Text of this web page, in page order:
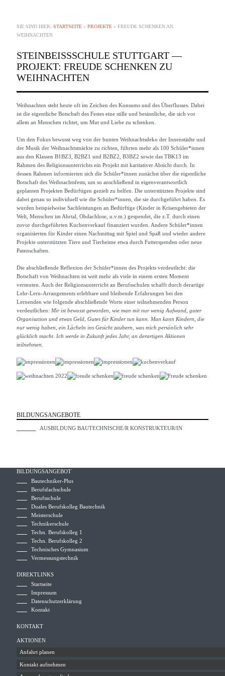
SIE SIND HIER:STARTSEITE »PROJEKTE »FREUDE SCHENKEN AN
WEIHNACHTEN
STEINBEISSSCHULE STUTTGART —
PROJEKT: FREUDE SCHENKEN ZU
WEIHNACHTEN
Weihnachten steht heute oft im Zeichen des Konsums und des Überflusses. Dabei
ist die eigentliche Botschaft des Festes eine stille und besinnliche, die sich vor
allem an Menschen richtet, um Mut und Liebe zu schenken.
Um den Fokus bewusst weg von der bunten Weihnachtsdeko der Innenstädte und
der Musik der Weihnachtsmärkte zu richten, führten mehr als 100 Schüler*innen
aus den Klassen B1BZ3, B2BZ1 und B2BZ2, B3BZ2 sowie das TBK13 im
Rahmen des Religionsunterrichts ein Projekt mit karitativer Absicht durch. In
dessen Rahmen informierten sich die Schüler*innen zunächst über die eigentliche
Botschaft des Weihnachtsfests, um so anschließend in eigenverantwortlich
geplanten Projekten Bedürftigen gezielt zu helfen. Die unterstützten Projekte sind
dabei genau so individuell wie die Schüler*innen, die sie durchgeführt haben. Es
wurden beispielweise Sachleistungen an Bedürftige (Kinder in Krisengebieten der
Welt, Menschen im Ahrtal, Obdachlose, u.v.m.) gespendet, die z.T. durch einen
zuvor durchgeführten Kuchenverkauf finanziert wurden. Andere Schüler*innen
organisierten für Kinder einen Nachmittag mit Spiel und Spaß und wieder andere
Projekte unterstützten Tiere und Tierheime etwa durch Futterspenden oder neue
Patenschaften.
Die abschließende Reflexion der Schüler*innen des Projekts verdeutlicht: die
Botschaft von Weihnachten ist weit mehr als viele in einem ersten Moment
vermuten. Auch der Religionsunterricht an Berufsschulen schafft durch derartige
Lehr-Lern-Arrangements erlebbare und bleibende Erfahrungen bei den
Lernenden wie folgende abschließende Worte einer teilnehmenden Person
verdeutlichen: Mir ist bewusst geworden, wie man mit nur wenig Aufwand, guter
Organisation und etwas Geld, Gutes für Kinder tun kann. Man kann Kindern, die
nur wenig haben, ein Lächeln ins Gesicht zaubern, was mich persönlich sehr
glücklich macht. Ich werde in Zukunft jedes Jahr, an derartigen Aktionen
teilnehmen.
BILDUNGSANGEBOTE
AUSBILDUNG BAUTECHNISCHE/R KONSTRUKTEUR/IN
BILDUNGSANGEBOT
Bautechniker-Plus
Berufsfachschule
Berufsschule
Duales Berufskolleg Bautechnik
Meisterschule
Technikerschule
Techn. Berufskolleg 1
Techn. Berufskolleg 2
Technisches Gymnasium
Vermessungstechnik
DIREKTLINKS
Startseite
Impressum
Datenschutzerklärung
Kontakt
KONTAKT
AKTIONEN
Anfahrt planen
Kontakt aufnehmen